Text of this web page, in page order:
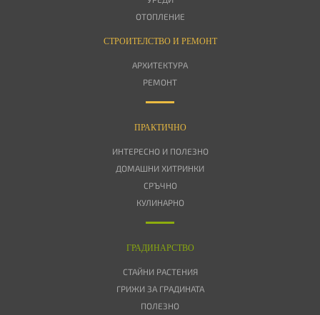
ОТОПЛЕНИЕ
СТРОИТЕЛСТВО И РЕМОНТ
АРХИТЕКТУРА
РЕМОНТ
ПРАКТИЧНО
ИНТЕРЕСНО И ПОЛЕЗНО
ДОМАШНИ ХИТРИНКИ
СРЪЧНО
КУЛИНАРНО
ГРАДИНАРСТВО
СТАЙНИ РАСТЕНИЯ
ГРИЖИ ЗА ГРАДИНАТА
ПОЛЕЗНО